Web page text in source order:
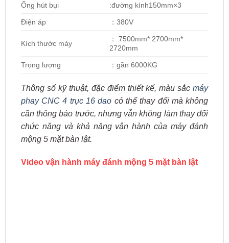
Ống hút bụi :đường kính150mm×3
Điện áp ：380V
Kích thước máy
： 7500mm* 2700mm*
2720mm
Trọng lượng ：gần 6000KG
Thông số kỹ thuật, đặc điểm thiết kế, màu sắcmáy
phay CNC 4 trục 16 dao có thể thay đổi mà không
cần thông báo trước, nhưng vẫn không làm thay đổi
chức năng và khả năng vận hành của máy đánh
mộng 5 mặt bàn lật.
Video vận hành máy đánh mộng 5 mặt bàn lật